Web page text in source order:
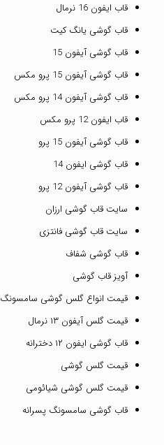
قاب ایفون 16 نرمال
قاب گوشی یانگ کیت
قاب گوشی آیفون 15
قاب گوشی آیفون 15 پرو مکس
قاب گوشی آیفون 14 پرو مکس
قاب ایفون 12 پرو مکس
قاب گوشی آیفون 15 پرو
قاب گوشی ایفون 14
قاب گوشی آیفون 12 پرو
سایت قاب گوشی ارزان
سایت قاب گوشی فانتزی
قاب گوشی شفاف
آویز قاب گوشی
قیمت انواع گلس گوشی سامسونگ
قیمت گلس آیفون ۱۳ نرمال
قاب گوشی ایفون ۱۲ دخترانه
قیمت گلس گوشی
قیمت گلس گوشی شیائومی
قاب گوشی سامسونگ پسرانه